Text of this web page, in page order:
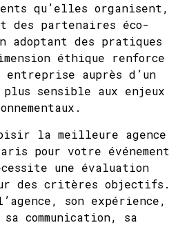
qu’elles organisent,
des partenaires éco-
adoptant des pratiques
éthique renforce
auprès d’un
sensible aux enjeux
la meilleure agence
pour votre événement
une évaluation
des critères objectifs.
son expérience,
communication, sa